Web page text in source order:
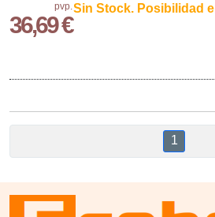
pvp.
36,69 €
Sin Stock. Posibilidad
1